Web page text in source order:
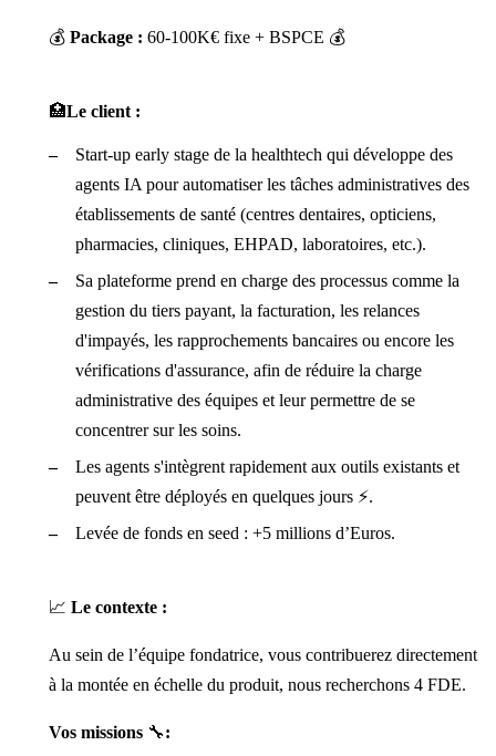
💰 Package : 60-100K€ fixe + BSPCE 💰
🏥Le client :
Start-up early stage de la healthtech qui développe des
agents IA pour automatiser les tâches administratives des
établissements de santé (centres dentaires, opticiens,
pharmacies, cliniques, EHPAD, laboratoires, etc.).
Sa plateforme prend en charge des processus comme la
gestion du tiers payant, la facturation, les relances
d'impayés, les rapprochements bancaires ou encore les
vérifications d'assurance, afin de réduire la charge
administrative des équipes et leur permettre de se
concentrer sur les soins.
Les agents s'intègrent rapidement aux outils existants et
peuvent être déployés en quelques jours ⚡.
Levée de fonds en seed : +5 millions d’Euros.
📈 Le contexte :
Au sein de l’équipe fondatrice, vous contribuerez directement
à la montée en échelle du produit, nous recherchons 4 FDE.
Vos missions 🔧: